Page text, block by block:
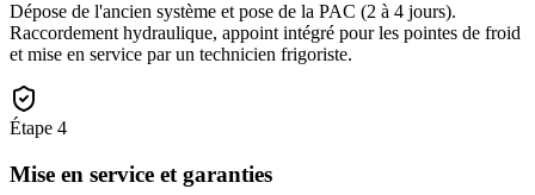
Dépose de l'ancien système et pose de la PAC (2 à 4 jours).
Raccordement hydraulique, appoint intégré pour les pointes de froid
et mise en service par un technicien frigoriste.
Étape 4
Mise en service et garanties